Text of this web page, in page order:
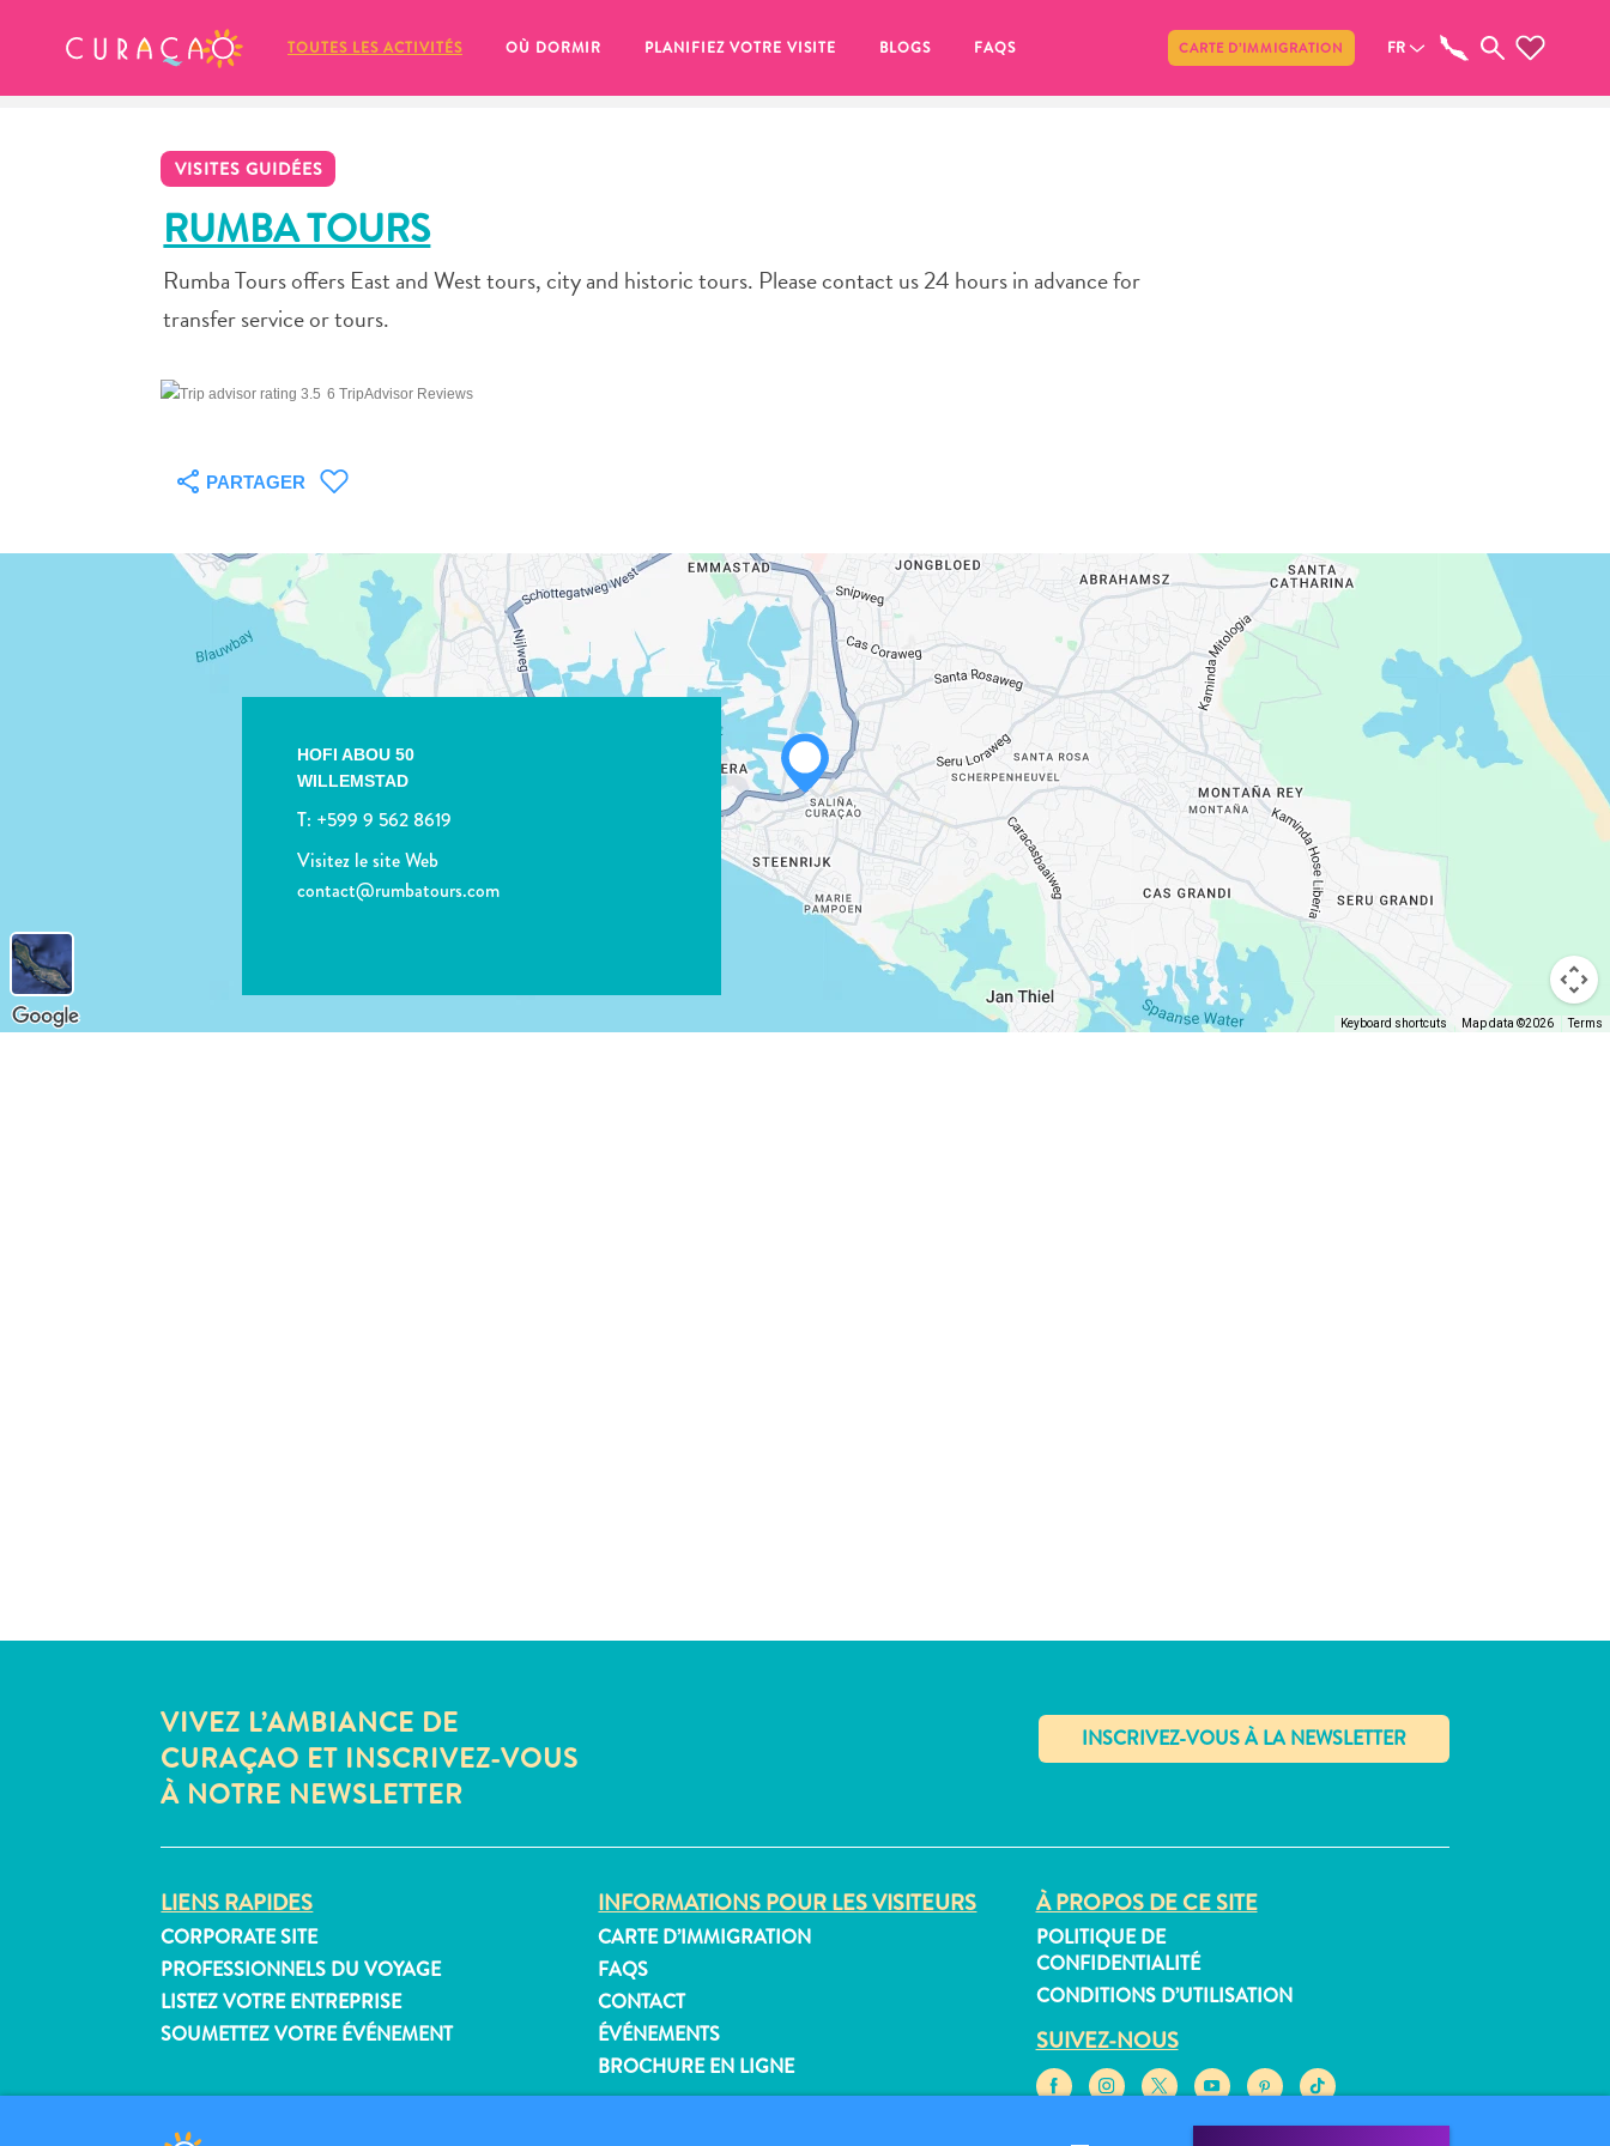
TOUTES LES ACTIVITÉS OÙ DORMIR PLANIFIEZ VOTRE VISITE BLOGS FAQS CARTE D’IMMIGRATION FR
VISITES GUIDÉES
RUMBA TOURS
Rumba Tours offers East and West tours, city and historic tours. Please contact us 24 hours in advance for
transfer service or tours.
6 TripAdvisor Reviews
PARTAGER
WHATSAPP
HOFI ABOU 50
WILLEMSTAD
T: +599 9 562 8619
Visitez le site Web
contact@rumbatours.com
Keyboard shortcuts Map data ©2026 Terms
VIVEZ L’AMBIANCE DE
CURAÇAO ET INSCRIVEZ-VOUS
À NOTRE NEWSLETTER
✕
LIENS RAPIDES
CORPORATE SITE
PROFESSIONNELS DU VOYAGE
LISTEZ VOTRE ENTREPRISE
SOUMETTEZ VOTRE ÉVÉNEMENT
INFORMATIONS POUR LES VISITEURS
CARTE D’IMMIGRATION
FAQS
CONTACT
ÉVÉNEMENTS
BROCHURE EN LIGNE
À PROPOS DE CE SITE
POLITIQUE DE
CONFIDENTIALITÉ
CONDITIONS D’UTILISATION
SUIVEZ-NOUS
MES FAVORIS Partager
of your favorite places to stay yet.
Chaque fois que vous souhaitez enregistrer quelque chose pour plus tard, assurez-vous de cliquer sur le